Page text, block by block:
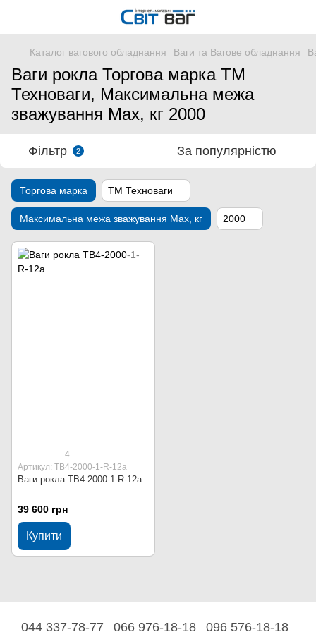
Каталог вагового обладнання Ваги та Вагове обладнання
Ваги рокла Торгова марка ТМ
Техноваги, Максимальна межа
зважування Мах, кг 2000
Фільтр 2 За популярністю
Торгова марка ТМ Техноваги
Максимальна межа зважування Мах, кг 2000
4
Артикул: ТВ4-2000-1-R-12a
Ваги рокла ТВ4-2000-1-R-12a
39 600 грн
Купити
044 337-78-77 066 976-18-18 096 576-18-18